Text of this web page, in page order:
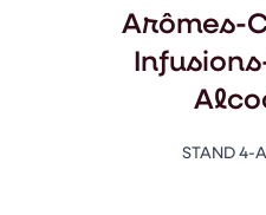
Arômes-
STAND 4-